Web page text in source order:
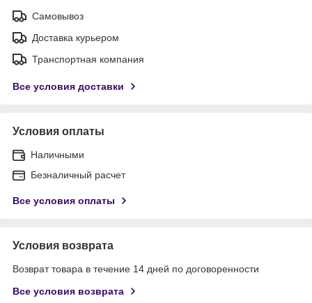
Самовывоз
Доставка курьером
Транспортная компания
Все условия доставки
Условия оплаты
Наличными
Безналичный расчет
Все условия оплаты
Условия возврата
Возврат товара в течение 14 дней по договоренности
Все условия возврата